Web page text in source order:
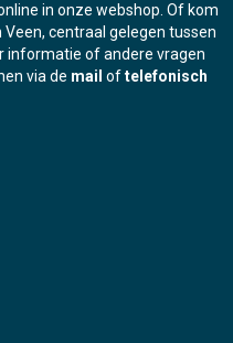
in onze webshop. Of kom
centraal gelegen tussen
informatie of andere vragen
via de mail oftelefonisch